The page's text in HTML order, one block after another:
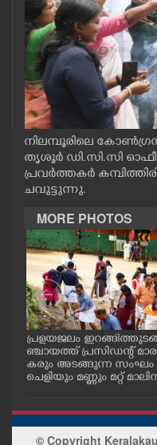
OBITUARY
NEWS 360
CASE DIARY
CINEMA
OPINION
PHOTOS
LIFESTYLE
SPIRITUAL
INFO+
ART
നിലമ്പൂരിലെ
തൃശൂർ ഡി.സി.സി
പ്രവർത്തകർ
ചവുട്ടുന്നു.
MORE PHOTOS
പ്രളയജലം
ഞ്ചായത്ത് പ്രസിഡന്റ്
കരും അടങ്ങുന്ന
ചെളിയും മണ്ണും മറ്റ്
© Copyright